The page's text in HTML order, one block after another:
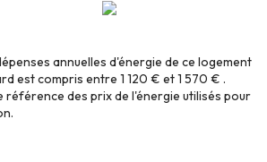
annuelles d'énergie de ce logement
est compris entre 1 120 € et 1 570 € .
référence des prix de l'énergie utilisés pour